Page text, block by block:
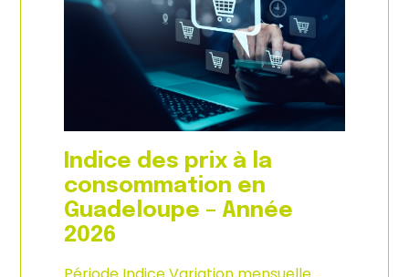
Indice des prix à la
consommation en
Guadeloupe – Année
2026